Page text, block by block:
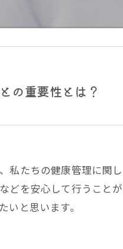
の重要性とは？
私たちの健康管理に関
どを安心して行うこと
いと思います。